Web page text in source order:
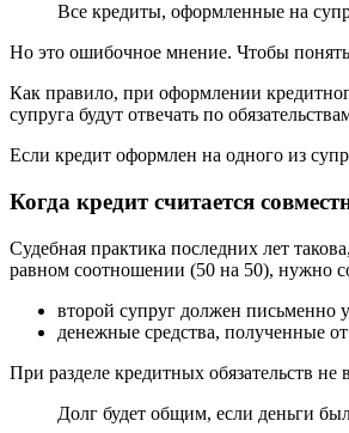
Все кредиты, оформленные на
Но это ошибочное мнение. Чтобы понять,
Как правило, при оформлении
супруга будут отвечать по
Если кредит оформлен на одного из
Когда кредит считается
Судебная практика последних лет
равном соотношении (50 на 50), нужно
второй супруг должен письменно
денежные средства, полученные
При разделе кредитных обязательств
Долг будет общим, если деньги